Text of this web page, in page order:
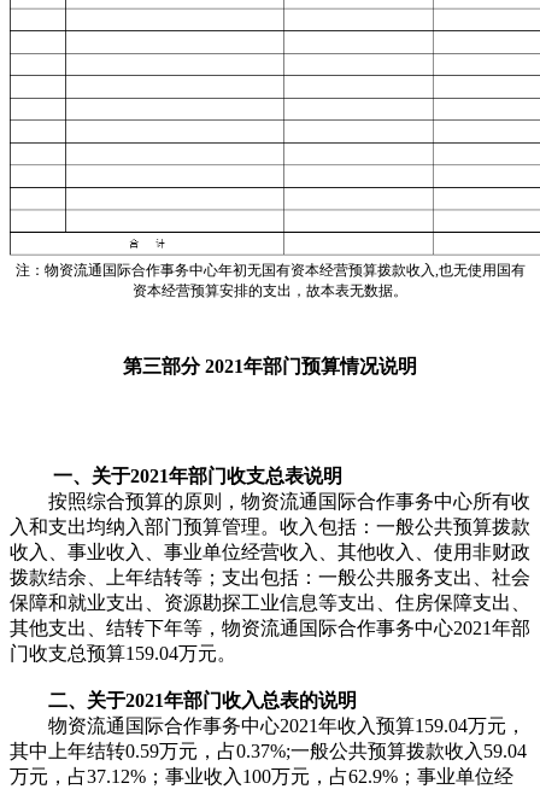
注：物资流通国际合作事务中心年初无国有资本经营预算拨款收入,也无使用国有
资本经营预算安排的支出，故本表无数据。
第三部分 2021年部门预算情况说明
一、关于2021年部门收支总表说明
按照综合预算的原则，物资流通国际合作事务中心所有收
入和支出均纳入部门预算管理。收入包括：一般公共预算拨款
收入、事业收入、事业单位经营收入、其他收入、使用非财政
拨款结余、上年结转等；支出包括：一般公共服务支出、社会
保障和就业支出、资源勘探工业信息等支出、住房保障支出、
其他支出、结转下年等，物资流通国际合作事务中心2021年部
门收支总预算159.04万元。
二、关于2021年部门收入总表的说明
物资流通国际合作事务中心2021年收入预算159.04万元，
其中上年结转0.59万元，占0.37%;一般公共预算拨款收入59.04
万元，占37.12%；事业收入100万元，占62.9%；事业单位经